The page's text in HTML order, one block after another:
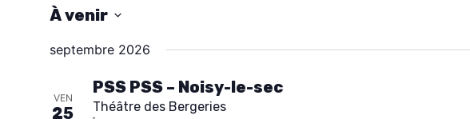
À venir
e
septembre 2026
VEN
25
PSS PSS – Noisy-le-sec
Théâtre des Bergeries